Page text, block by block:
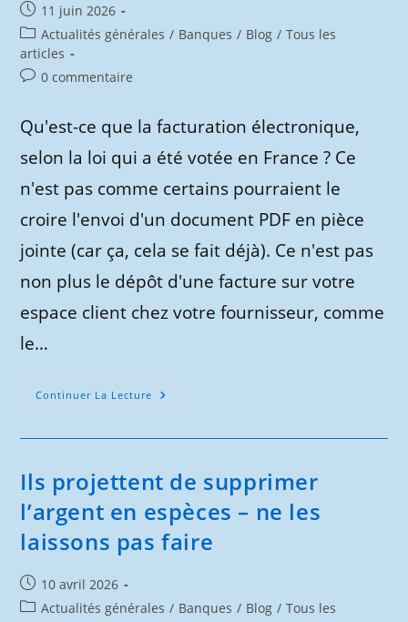
Publication
publiée :
11 juin 2026
Post
category:
Actualités générales / Banques / Blog / Tous les
articles
Commentaires
publication :
0 commentaire
Qu'est-ce que la facturation électronique,
selon la loi qui a été votée en France ? Ce
n'est pas comme certains pourraient le
croire l'envoi d'un document PDF en pièce
jointe (car ça, cela se fait déjà). Ce n'est pas
non plus le dépôt d'une facture sur votre
espace client chez votre fournisseur, comme
le…
Continuer La Lecture Non
À
Espionnage
Intensif
Profit
Des
Grandes
Plateformes
Les
Ils projettent de supprimer
l’argent en espèces – ne les
laissons pas faire
Publication
publiée :
10 avril 2026
PostActualités générales / Banques / Blog / Tous les